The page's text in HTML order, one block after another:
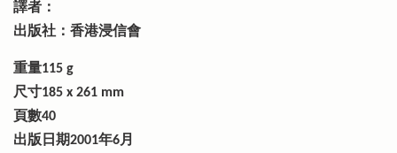
譯者：
出版社：香港浸信會
重量115 g
尺寸185 x 261 mm
頁數40
出版日期2001年6月